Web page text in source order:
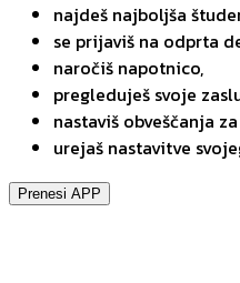
najdeš najboljša
se prijaviš na odprta
naročiš napotnico,
pregleduješ svoje
nastaviš obveščanja
urejaš nastavitve
Prenesi APP